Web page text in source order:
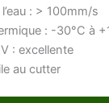
: > 100mm/s
: -30°C à
: excellente
au cutter